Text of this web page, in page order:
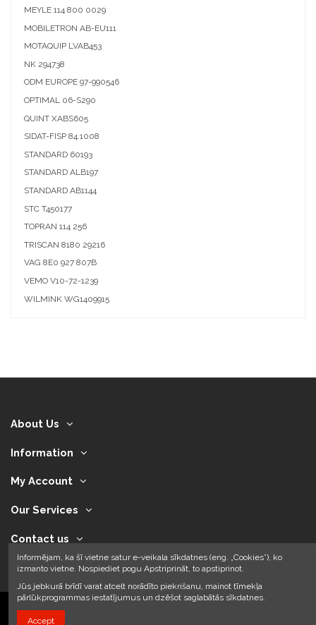
MEYLE 114 800 0029
MOBILETRON AB-EU111
MOTAQUIP LVAB453
NK 294738
ODM EUROPE 97-990546
OPTIMAL 06-S290
QUINT XABS605
SIDAT-FISP 84.1008
STANDARD 60193
STANDARD ALB197
STANDARD AB1144
STC T450177
TOPRAN 114 256
TRISCAN 8180 29216
VAG 8E0 927 807B
VEMO V10-72-1239
WILMINK WG1409915
About Us
Information
My Account
Our Services
Contact us
Informējam, ka šī vietne satur e-veikala sīkdatnes (eng. „Cookies”), ko
izmanto vietne. Nospiediet pogu Apstriprināt, to apstiprinot.
Jūs jebkurā brīdī varat atcelt norādīto piekrišanu, mainot tīmekļa
pārlūkprogrammas iestatījumus un dzēšot saglabātās sīkdatnes.
Accept